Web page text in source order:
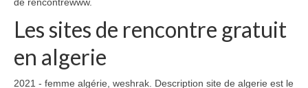
Les sites de rencontre gratuit
en algerie
2021 - femme algérie, weshrak. Description site de algerie est le